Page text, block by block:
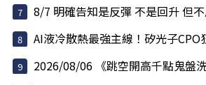
8/7 明確告知是反彈 不是回升 但
AI液冷散熱最強主線！矽光子CPO
2026/08/06 《跳空開高千點鬼盤